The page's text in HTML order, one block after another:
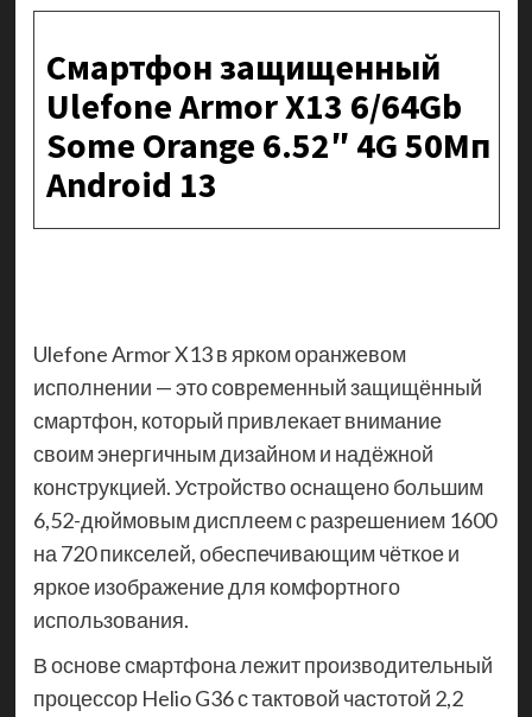
Смартфон защищенный
Ulefone Armor X13 6/64Gb
Some Orange 6.52″ 4G 50Мп
Android 13
Ulefone Armor X13 в ярком оранжевом
исполнении — это современный защищённый
смартфон, который привлекает внимание
своим энергичным дизайном и надёжной
конструкцией. Устройство оснащено большим
6,52-дюймовым дисплеем с разрешением 1600
на 720 пикселей, обеспечивающим чёткое и
яркое изображение для комфортного
использования.
В основе смартфона лежит производительный
процессор Helio G36 с тактовой частотой 2,2